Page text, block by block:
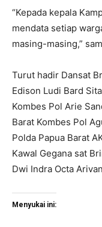
“Kepada kepala
mendata setiap
masing-masing,”
Turut hadir Dansat
Edison Ludi Bard
Kombes Pol Arie
Barat Kombes Pol
Polda Papua Barat
Kawal Gegana sat
Dwi Indra Octa
Menyukai ini: